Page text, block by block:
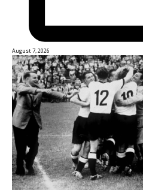
August 7, 2026